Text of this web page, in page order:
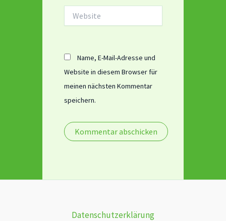
Name, E-Mail-Adresse und
Website in diesem Browser für
meinen nächsten Kommentar
speichern.
Datenschutzerklärung